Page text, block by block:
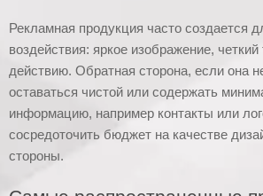
Рекламная продукция часто создается
воздействия: яркое изображение, четкий
действию. Обратная сторона, если она
оставаться чистой или содержать
информацию, например контакты или
сосредоточить бюджет на качестве
стороны.